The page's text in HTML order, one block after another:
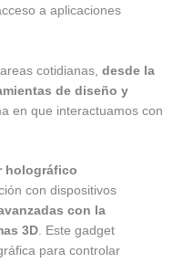
a aplicaciones
cotidianas, desde la
de diseño y
en que interactuamos con
holográfico
con dispositivos
con la
3D. Este gadget
para controlar